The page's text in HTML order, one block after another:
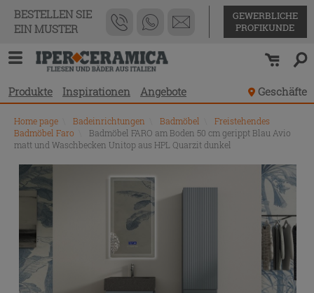
BESTELLEN SIE
EIN MUSTER
GEWERBLICHE
PROFIKUNDE
Produkte Inspirationen Angebote Geschäfte
Home page Badeinrichtungen Badmöbel
Freistehendes
Badmöbel Faro
Badmöbel FARO am Boden 50 cm gerippt Blau Avio
matt und Waschbecken Unitop aus HPL Quarzit dunkel